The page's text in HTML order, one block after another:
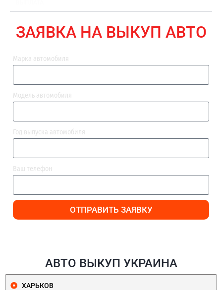
ЗАЯВКА НА ВЫКУП АВТО
Марка автомобиля
Модель автомобиля
Год выпуска автомобиля
Ваш телефон
ОТПРАВИТЬ ЗАЯВКУ
АВТО ВЫКУП УКРАИНА
ХАРЬКОВ